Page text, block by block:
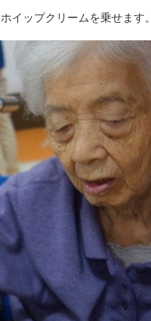
イップクリームを乗せます。